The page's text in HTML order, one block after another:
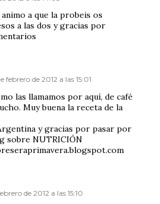
a que la probeis os
a las dos y gracias por
febrero de 2012 a las 15:01
las llamamos por aquí, de café
Muy buena la receta de la
y gracias por pasar por
sobre NUTRICIÓN
de 2012 a las 15:10